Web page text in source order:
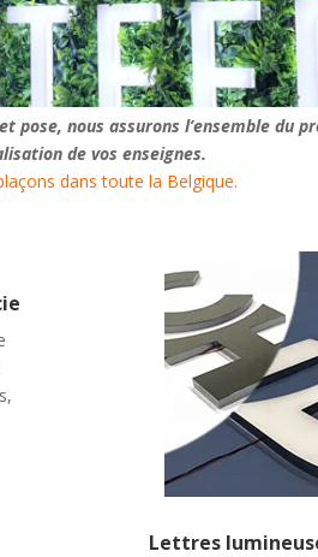
pose, nous assurons l’ensemble du
de vos enseignes.
dans toute la Belgique.
Lettres